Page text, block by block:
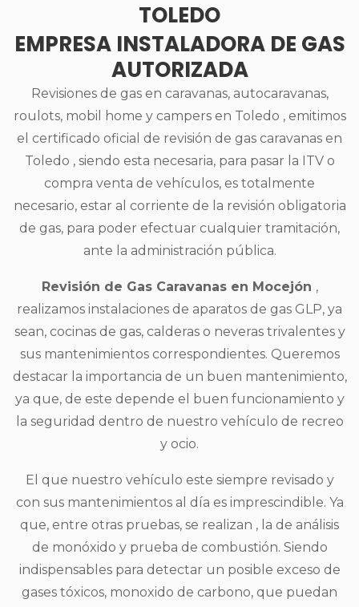
TOLEDO
EMPRESA INSTALADORA DE GAS
AUTORIZADA
Revisiones de gas en caravanas, autocaravanas,
roulots, mobil home y campers en Toledo , emitimos
el certificado oficial de revisión de gas caravanas en
Toledo , siendo esta necesaria, para pasar la ITV o
compra venta de vehículos, es totalmente
necesario, estar al corriente de la revisión obligatoria
de gas, para poder efectuar cualquier tramitación,
ante la administración pública.
Revisión de Gas Caravanas en Mocejón ,
realizamos instalaciones de aparatos de gas GLP, ya
sean, cocinas de gas, calderas o neveras trivalentes y
sus mantenimientos correspondientes. Queremos
destacar la importancia de un buen mantenimiento,
ya que, de este depende el buen funcionamiento y
la seguridad dentro de nuestro vehículo de recreo
y ocio.
El que nuestro vehículo este siempre revisado y
con sus mantenimientos al día es imprescindible. Ya
que, entre otras pruebas, se realizan , la de análisis
de monóxido y prueba de combustión. Siendo
indispensables para detectar un posible exceso de
gases tóxicos, monoxido de carbono, que puedan